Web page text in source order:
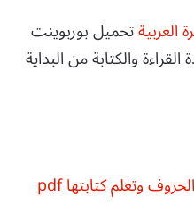
العربيةتحميل بوربوينت
والكتابة من البداية
ملزمة الحروف الهجائية لمعرفة الحروف وتعلم كتابتها pdf